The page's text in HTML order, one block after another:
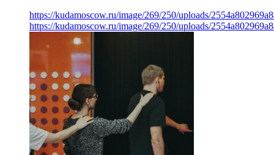
https://kudamoscow.ru/image/269/250/uploads/
https://kudamoscow.ru/image/269/250/uploads/